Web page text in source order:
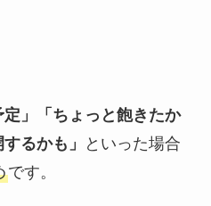
定」「ちょっと飽きたか
るかも」
といった場合
です。